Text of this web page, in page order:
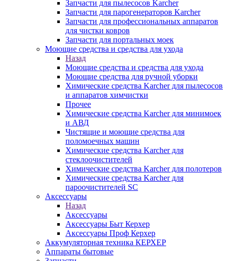
Запчасти для пылесосов Karcher
Запчасти для парогенераторов Karcher
Запчасти для профессиональных аппаратов
для чистки ковров
Запчасти для портальных моек
Моющие средства и средства для ухода
Назад
Моющие средства и средства для ухода
Моющие средства для ручной уборки
Химические средства Karcher для пылесосов
и аппаратов химчистки
Прочее
Химические средства Karcher для минимоек
и АВД
Чистящие и моющие средства для
поломоечных машин
Химические средства Karcher для
стеклоочистителей
Химические средства Karcher для полотеров
Химические средства Karcher для
пароочистителей SC
Аксессуары
Назад
Аксессуары
Аксессуары Быт Керхер
Аксессуары Проф Керхер
Аккумуляторная техника КЕРХЕР
Аппараты бытовые